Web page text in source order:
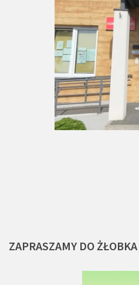
ZAPRASZAMY DO ŻŁOBKA